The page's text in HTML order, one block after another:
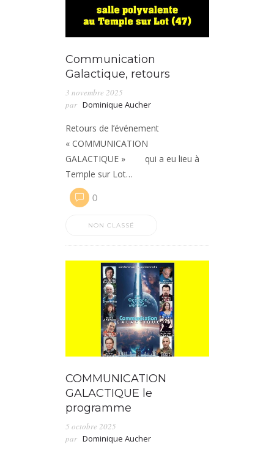
Communication
Galactique, retours
3 novembre 2025
par Dominique Aucher
Retours de l’événement
« COMMUNICATION
GALACTIQUE » qui a eu lieu à
Temple sur Lot…
0
NON CLASSÉ
COMMUNICATION
GALACTIQUE le
programme
5 octobre 2025
par Dominique Aucher